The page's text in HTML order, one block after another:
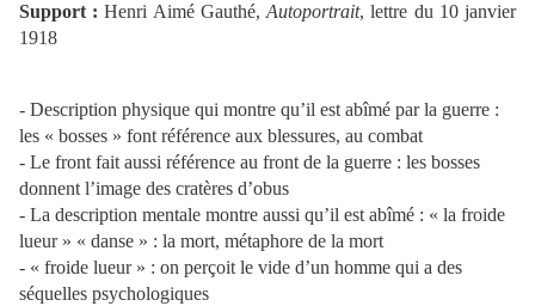
Support :Henri Aimé Gauthé,Autoportrait, lettre du 10 janvier
1918
- Description physique qui montre qu’il est abîmé par la guerre :
les « bosses » font référence aux blessures, au combat
- Le front fait aussi référence au front de la guerre : les bosses
donnent l’image des cratères d’obus
- La description mentale montre aussi qu’il est abîmé : « la froide
lueur » « danse » : la mort, métaphore de la mort
- « froide lueur » : on perçoit le vide d’un homme qui a des
séquelles psychologiques